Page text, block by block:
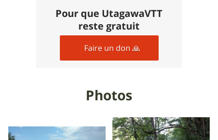
Pour que UtagawaVTT
reste gratuit
Faire un don 🙏
Photos